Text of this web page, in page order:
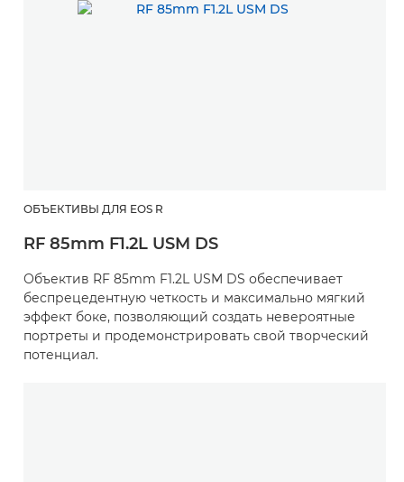
ОБЪЕКТИВЫ ДЛЯ EOS R
RF 85mm F1.2L USM DS
Объектив RF 85mm F1.2L USM DS обеспечивает
беспрецедентную четкость и максимально мягкий
эффект боке, позволяющий создать невероятные
портреты и продемонстрировать свой творческий
потенциал.